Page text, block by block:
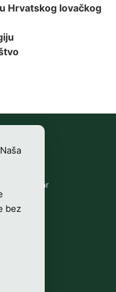
Hrvatskog lovačkog
slh
rh.moc.slh
bez